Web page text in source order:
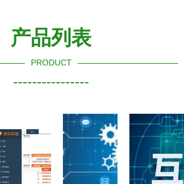
产品列表
PRODUCT
----------------